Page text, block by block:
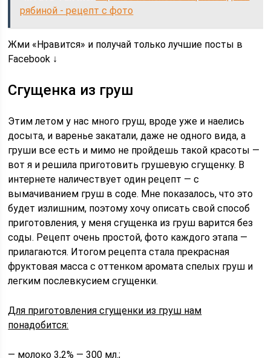
рябиной - рецепт с фото
Жми «Нравится» и получай только лучшие посты в
Facebook ↓
Сгущенка из груш
Этим летом у нас много груш, вроде уже и наелись
досыта, и варенье закатали, даже не одного вида, а
груши все есть и мимо не пройдешь такой красоты —
вот я и решила приготовить грушевую сгущенку. В
интернете наличествует один рецепт — с
вымачиванием груш в соде. Мне показалось, что это
будет излишним, поэтому хочу описать свой способ
приготовления, у меня сгущенка из груш варится без
соды. Рецепт очень простой, фото каждого этапа —
прилагаются. Итогом рецепта стала прекрасная
фруктовая масса с оттенком аромата спелых груш и
легким послевкусием сгущенки.
Для приготовления сгущенки из груш нам
понадобится:
— молоко 3,2% — 300 мл.;